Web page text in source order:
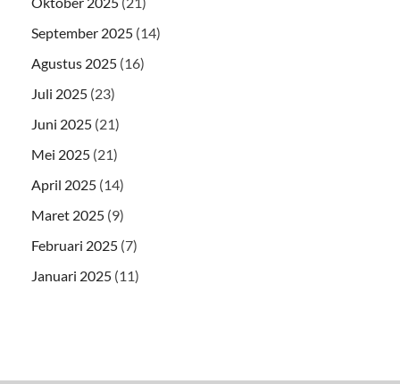
September 2025 (14)
Agustus 2025 (16)
Juli 2025 (23)
Juni 2025 (21)
Mei 2025 (21)
April 2025 (14)
Maret 2025 (9)
Februari 2025 (7)
Januari 2025 (11)